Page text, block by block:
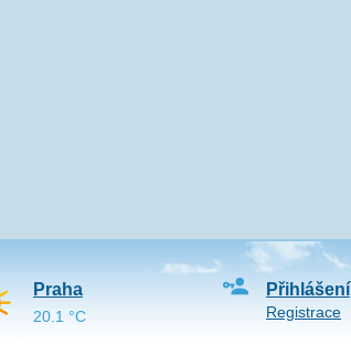
Přihlášení
Registrace
Praha
20.1 °C